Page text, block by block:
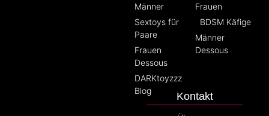
Männer
Sextoys für
Paare
Frauen
Dessous
DARKtoyzzz
Blog
Frauen
BDSM Käfige
Männer
Dessous
Kontakt